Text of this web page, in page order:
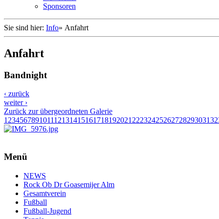
Sponsoren
Sie sind hier: Info» Anfahrt
Anfahrt
Bandnight
‹ zurück
weiter ›
Zurück zur übergeordneten Galerie
1 23456789101112131415161718192021 2223242526272829303132
Menü
NEWS
Rock Ob Dr Goasemijer Alm
Gesamtverein
Fußball
Fußball-Jugend